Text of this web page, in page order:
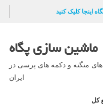
اینجا کلیک کنید
ماشین سازی پگاه
های منگنه و دکمه های پرسی در
ایران
کل